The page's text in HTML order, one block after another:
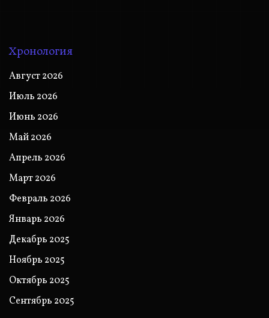
Хронология
Август 2026
Июль 2026
Июнь 2026
Май 2026
Апрель 2026
Март 2026
Февраль 2026
Январь 2026
Декабрь 2025
Ноябрь 2025
Октябрь 2025
Сентябрь 2025